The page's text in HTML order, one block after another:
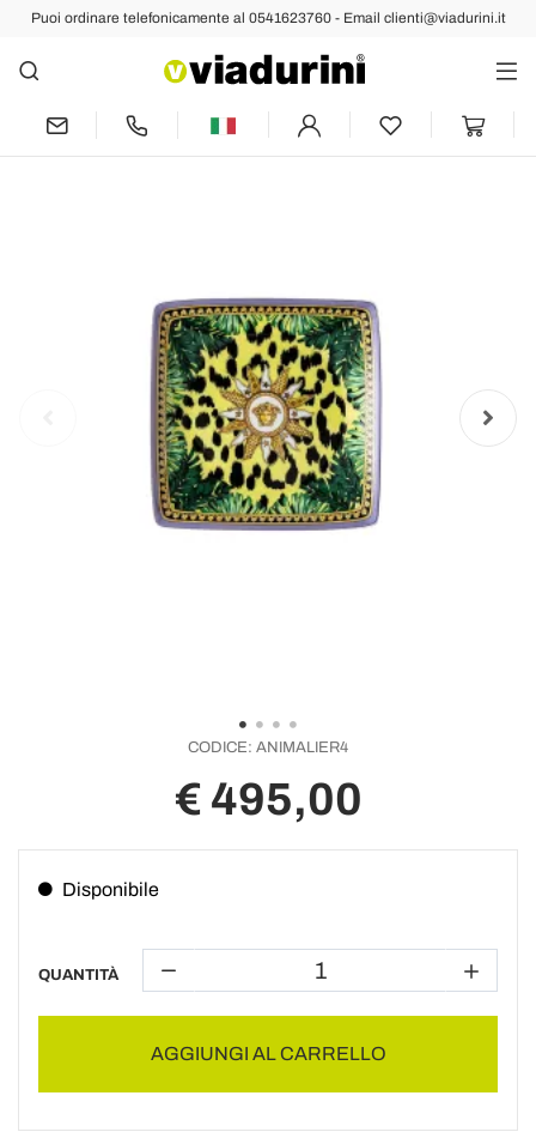
Puoi ordinare telefonicamente al 0541623760 - Email clienti@viadurini.it
Indietro Prec Succ
Rosenthal Versace Jungle Animalier 6
Coppette Quadre Piane - Animalier
CODICE: ANIMALIER4
€ 495,00
Disponibile
QUANTITÀ
AGGIUNGI AL CARRELLO